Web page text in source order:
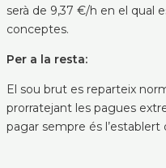
serà de 9,37 €/h en el qual
conceptes.
Per a la resta:
El sou brut es reparteix
prorratejant les pagues
pagar sempre és l’establert